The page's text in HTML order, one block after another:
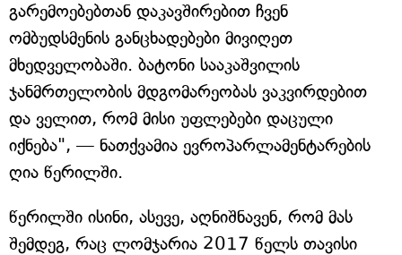
გარემოებებთან დაკავშირებით ჩვენ
ომბუდსმენის განცხადებები მივიღეთ
მხედველობაში. ბატონი სააკაშვილის
ჯანმრთელობის მდგომარეობას ვაკვირდებით
და ველით, რომ მისი უფლებები დაცული
იქნება", — ნათქვამია ევროპარლამენტარების
ღია წერილში.
წერილში ისინი, ასევე, აღნიშნავენ, რომ მას
შემდეგ, რაც ლომჯარია 2017 წელს თავისი